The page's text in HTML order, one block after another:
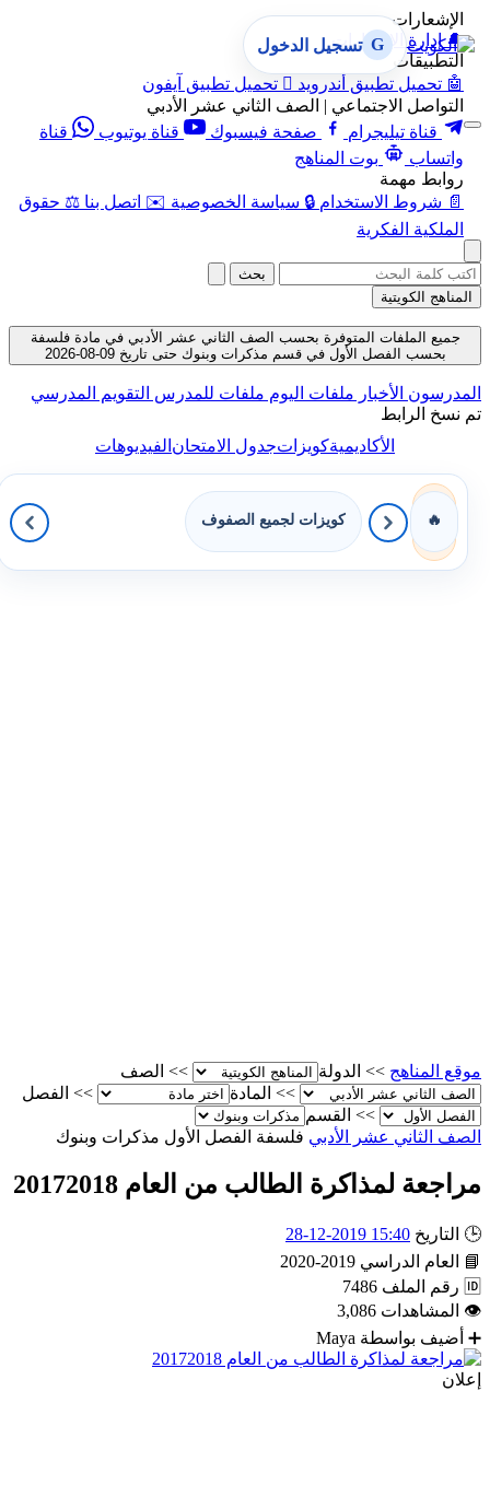
الإشعارات
🔔 إدارة الإشعارات
التطبيقات
🤖 تحميل تطبيق أندرويد  تحميل تطبيق آيفون
التواصل الاجتماعي | الصف الثاني عشر الأدبي
قناة تيليجرام
صفحة فيسبوك قناة يوتيوب
قناة
واتساب
بوت المناهج
روابط مهمة
📄 شروط الاستخدام 🔒 سياسة الخصوصية ✉️ اتصل بنا ⚖️ حقوق
الملكية الفكرية
G تسجيل الدخول
بحث
المناهج الكويتية
جميع الملفات المتوفرة بحسب الصف الثاني عشر الأدبي في مادة فلسفة
بحسب الفصل الأول في قسم مذكرات وبنوك حتى تاريخ 09-08-2026
المدرسون الأخبار ملفات اليوم ملفات للمدرس التقويم المدرسي
تم نسخ الرابط
الأكاديميةكويزاتجدول الامتحانالفيديوهات
🔥 كويزات لجميع الصفوف
موقع المناهج >> الدولة >>
الصف
>>
المادة >>
الفصل
>>
القسم
الصف الثاني عشر الأدبي فلسفة الفصل الأول مذكرات وبنوك
مراجعة لمذاكرة الطالب من العام 20172018
🕒 التاريخ 15:40 2019-12-28
📘
العام الدراسي 2019-2020
🆔 رقم الملف 7486
👁
المشاهدات 3,086
➕
أضيف بواسطة Maya
إعلان